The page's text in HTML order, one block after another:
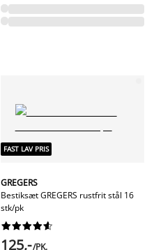
FAST LAV PRIS
GREGERS
Bestiksæt GREGERS rustfrit stål 16
stk/pk






125,-/PK.